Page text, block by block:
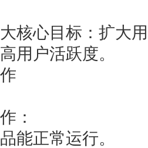
核心目标：扩大
用户活跃度。
：
能正常运行。